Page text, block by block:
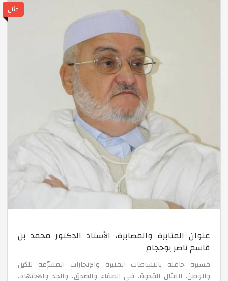
مسابقة بالقرآن نحيا في طبعته الثانية
معرض للمجسمات الميكانيكية
الأكل الصحي
فعاليات حفلة نهاية الفصل الأول بعبق من التراث
توزيع كشوف الفصل الأول
رحلة ترفيهية لسنوات الأولى والثانية ثانوي
رحلة تعليمية لطالبات الثالثة متوسط الى مصلحة
تجسيد عرض تقديمي في درس لمادة اللغة الفرنسية
مثال
عنوان المثابرة والمصابرة، الأستاذ الدكتور محمد بن
قاسم ناصر بوحجام
مسيرة حافلة بالنشاطات المنيرة والإنجازات المشرّفة للدّين
والوطن. المثال القدوة، في الصفاء والصدق، والجد والاجتهاد،